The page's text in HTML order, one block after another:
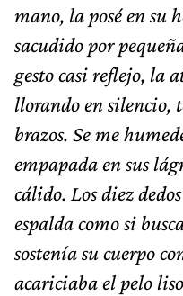
mano, la posé en su
sacudido por
gesto casi reflejo, la
llorando en silencio,
brazos. Se me
empapada en sus
cálido. Los diez
espalda como si
sostenía su cuerpo
acariciaba el pelo